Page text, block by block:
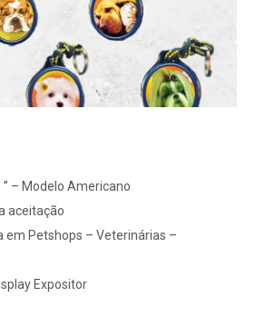
” – Modelo Americano
aceitação
em Petshops – Veterinárias –
Expositor